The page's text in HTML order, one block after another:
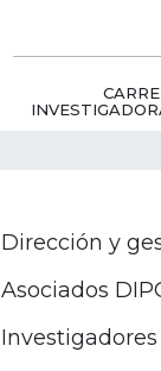
Dirección y
Asociados